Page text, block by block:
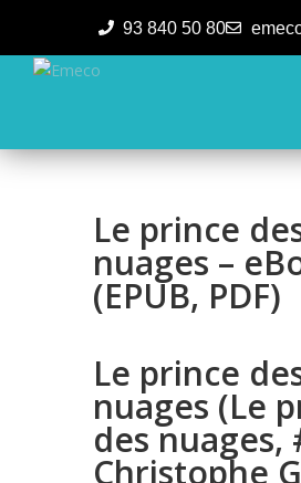
93 840 50 80
Le prince
nuages –
(EPUB, PDF)
Le prince
nuages (Le
des nuages,
Christophe